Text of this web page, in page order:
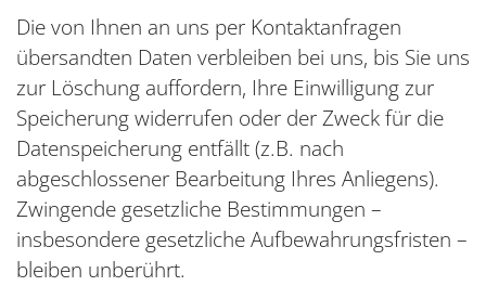
Die von Ihnen an uns per Kontaktanfragen
übersandten Daten verbleiben bei uns, bis Sie uns
zur Löschung auffordern, Ihre Einwilligung zur
Speicherung widerrufen oder der Zweck für die
Datenspeicherung entfällt (z.B. nach
abgeschlossener Bearbeitung Ihres Anliegens).
Zwingende gesetzliche Bestimmungen –
insbesondere gesetzliche Aufbewahrungsfristen –
bleiben unberührt.